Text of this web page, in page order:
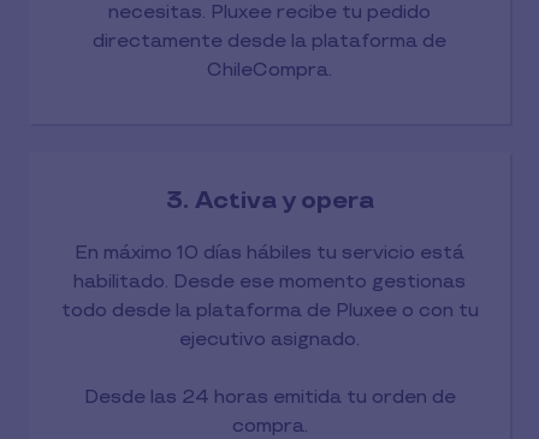
necesitas. Pluxee recibe tu pedido
directamente desde la plataforma de
ChileCompra.
3. Activa y opera
En máximo 10 días hábiles tu servicio está
habilitado. Desde ese momento gestionas
todo desde la plataforma de Pluxee o con tu
ejecutivo asignado.
Desde las 24 horas emitida tu orden de
compra.